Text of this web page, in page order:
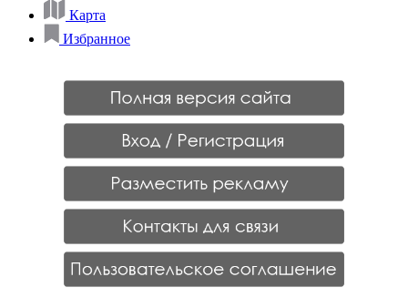
Карта
Избранное